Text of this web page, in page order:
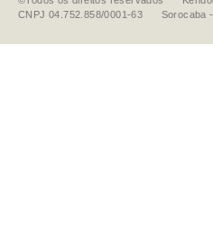
CNPJ 04.752.858/0001-63 Sorocaba –